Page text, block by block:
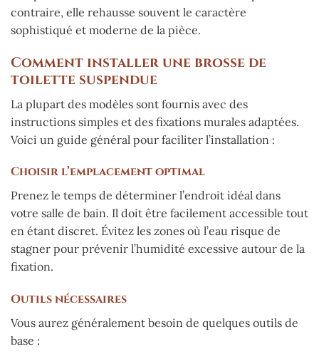
contraire, elle rehausse souvent le caractère
sophistiqué et moderne de la pièce.
Comment installer une brosse de
toilette suspendue
La plupart des modèles sont fournis avec des
instructions simples et des fixations murales adaptées.
Voici un guide général pour faciliter l’installation :
Choisir l’emplacement optimal
Prenez le temps de déterminer l’endroit idéal dans
votre salle de bain. Il doit être facilement accessible tout
en étant discret. Évitez les zones où l’eau risque de
stagner pour prévenir l’humidité excessive autour de la
fixation.
Outils nécessaires
Vous aurez généralement besoin de quelques outils de
base :